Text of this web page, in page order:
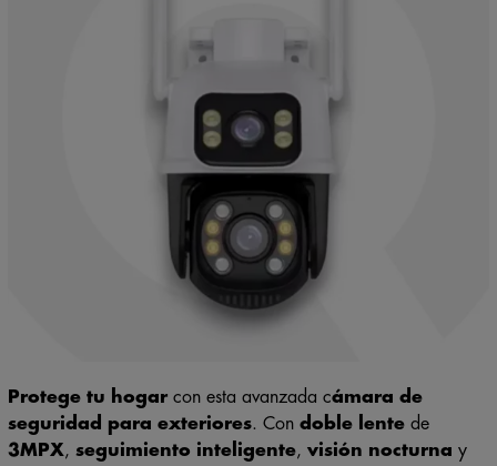
seguridad para exteriores. Condoble lentede
3MPX,seguimiento inteligente ,visión nocturna
conectividad versátil, ofrece vigilancia precisa en